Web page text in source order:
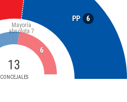
PP 6
13
CONCEJALES
Mayoría
absoluta 7
6